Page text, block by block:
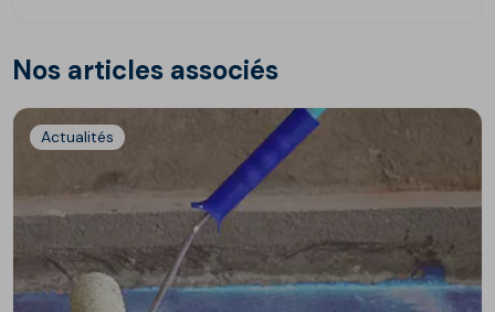
Nos articles associés
Actualités